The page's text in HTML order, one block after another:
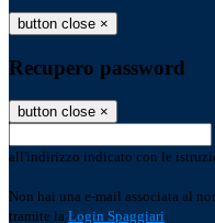
button close ×
Recupero password
button close ×
all'indirizzo indicato con le
Non hai una e-mail associata al
tramite la Login Spaggiari